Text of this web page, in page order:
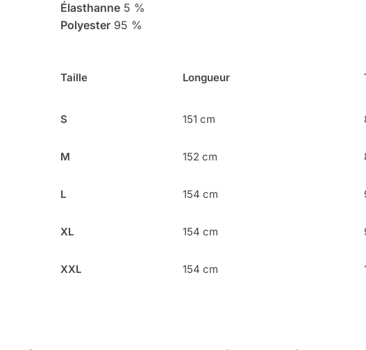
Élasthanne 5 %
Polyester 95 %
Taille Longueur
S 151 cm
M 152 cm
L 154 cm
XL 154 cm
XXL 154 cm